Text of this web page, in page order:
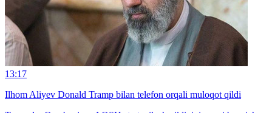
13:17
Ilhom Aliyev Donald Tramp bilan telefon orqali muloqot qildi